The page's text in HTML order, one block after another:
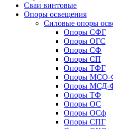
Сваи винтовые
Опоры освещения
Силовые опоры
Опоры СФГ
Опоры ОГС
Опоры СФ
Опоры СП
Опоры ТФГ
Опоры МСО-
Опоры МСД-
Опоры ТФ
Опоры ОС
Опоры ОСф
Опоры СПГ